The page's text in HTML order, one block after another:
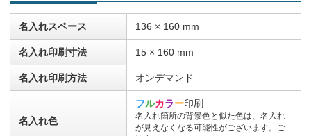
名入れスペース 136 × 160 mm
名入れ印刷寸法 15 × 160 mm
名入れ印刷方法 オンデマンド
名入れ色
フルカラー印刷
名入れ箇所の背景色と似た色は、名入れ
が見えなくなる可能性がございます。ご